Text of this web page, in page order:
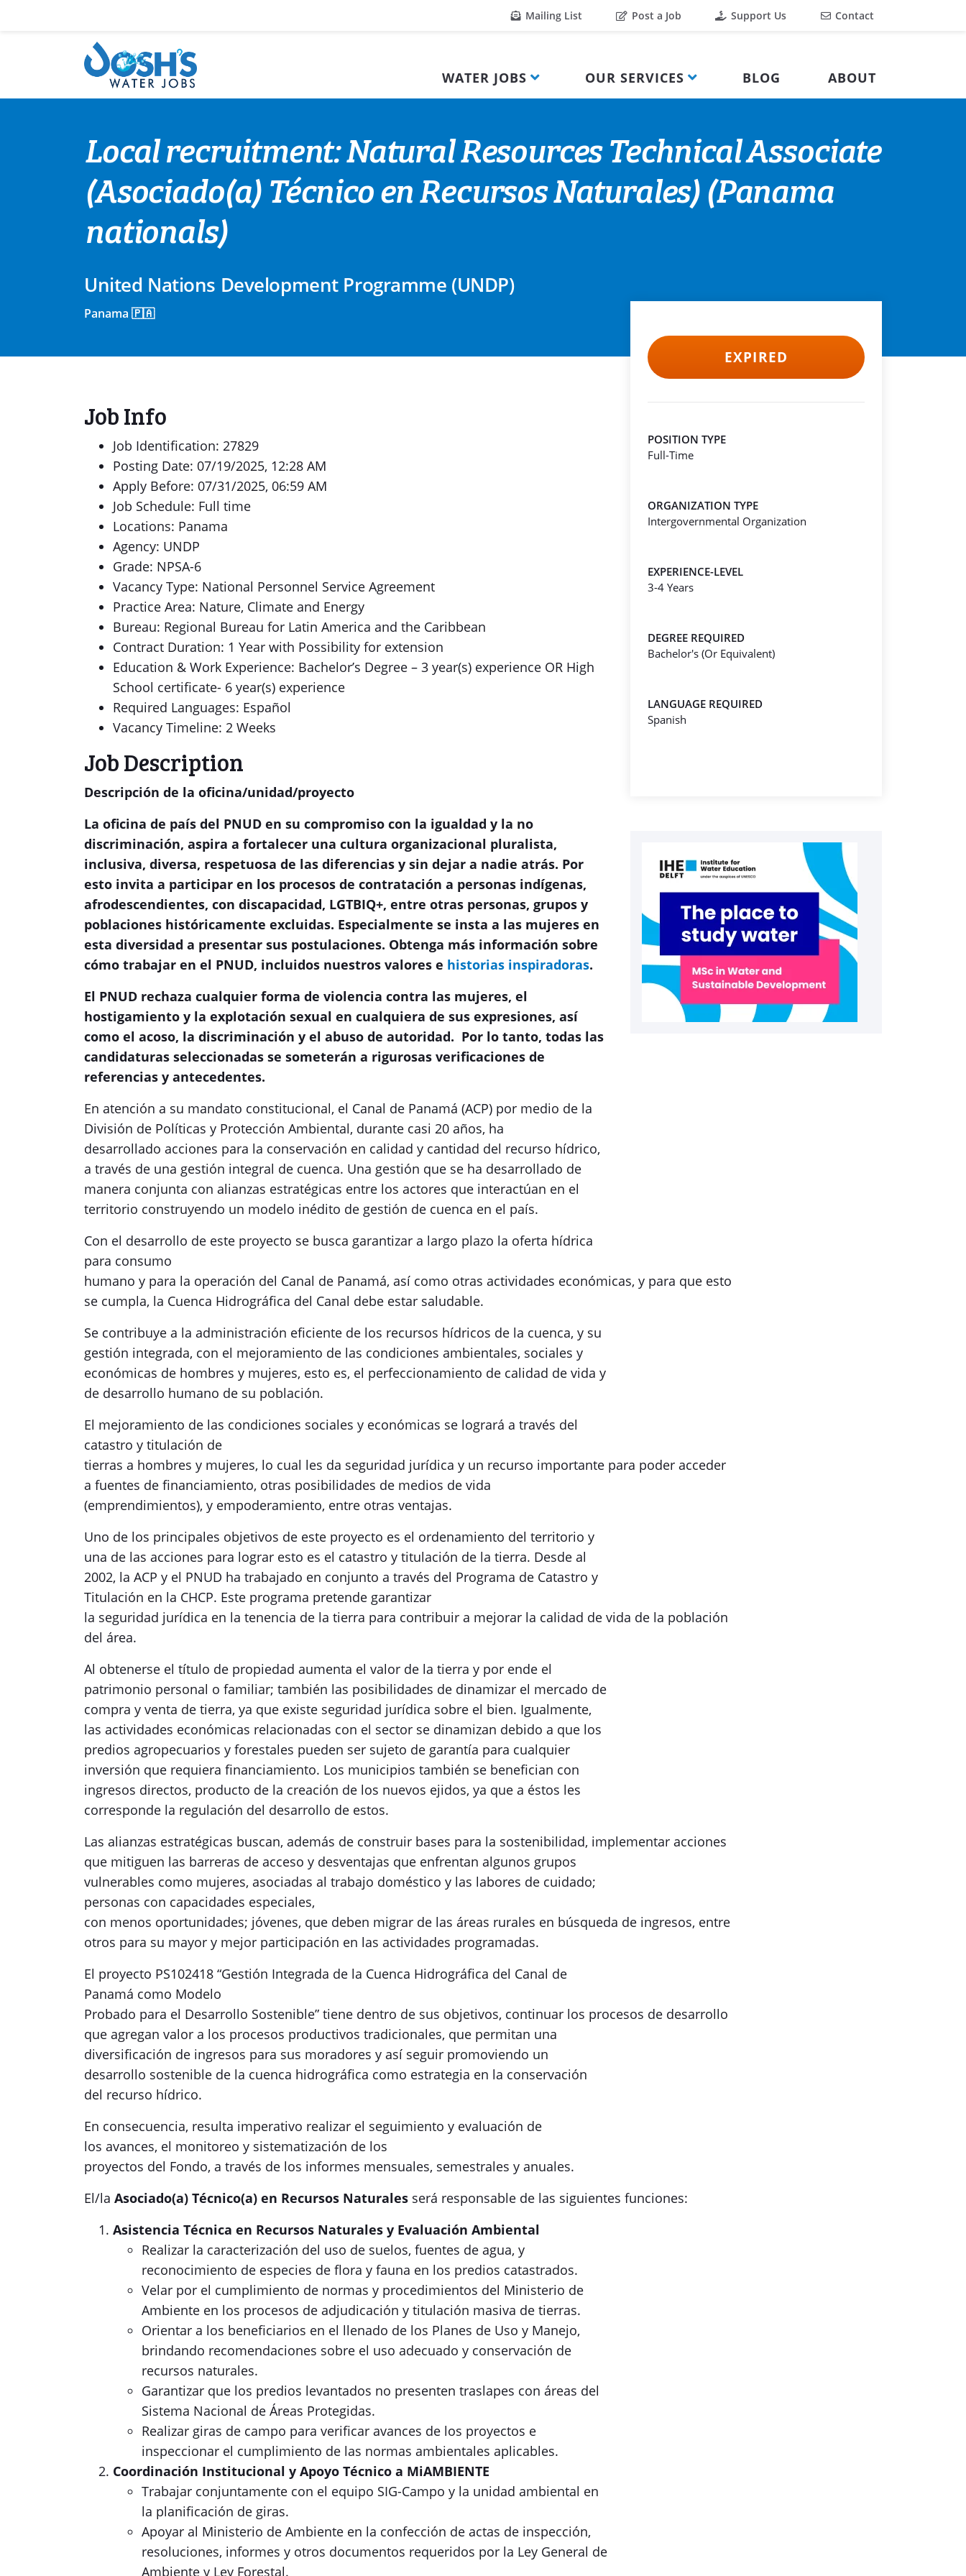
Mailing List Post a Job Support Us Contact
WATER JOBS OUR SERVICES BLOG ABOUT
Local recruitment: Natural Resources Technical Associate
(Asociado(a) Técnico en Recursos Naturales) (Panama
nationals)
United Nations Development Programme (UNDP)
Panama 🇵🇦
Job Info
Job Identification: 27829
Posting Date: 07/19/2025, 12:28 AM
Apply Before: 07/31/2025, 06:59 AM
Job Schedule: Full time
Locations: Panama
Agency: UNDP
Grade: NPSA-6
Vacancy Type: National Personnel Service Agreement
Practice Area: Nature, Climate and Energy
Bureau: Regional Bureau for Latin America and the Caribbean
Contract Duration: 1 Year with Possibility for extension
Education & Work Experience: Bachelor’s Degree – 3 year(s) experience OR High
School certificate- 6 year(s) experience
Required Languages: Español
Vacancy Timeline: 2 Weeks
Job Description
Descripción de la oficina/unidad/proyecto
La oficina de país del PNUD en su compromiso con la igualdad y la no
discriminación, aspira a fortalecer una cultura organizacional pluralista,
inclusiva, diversa, respetuosa de las diferencias y sin dejar a nadie atrás. Por
esto invita a participar en los procesos de contratación a personas indígenas,
afrodescendientes, con discapacidad, LGTBIQ+, entre otras personas, grupos y
poblaciones históricamente excluidas. Especialmente se insta a las mujeres en
esta diversidad a presentar sus postulaciones. Obtenga más información sobre
cómo trabajar en el PNUD, incluidos nuestros valores e historias inspiradoras.
El PNUD rechaza cualquier forma de violencia contra las mujeres, el
hostigamiento y la explotación sexual en cualquiera de sus expresiones, así
como el acoso, la discriminación y el abuso de autoridad. Por lo tanto, todas las
candidaturas seleccionadas se someterán a rigurosas verificaciones de
referencias y antecedentes.
En atención a su mandato constitucional, el Canal de Panamá (ACP) por medio de la
División de Políticas y Protección Ambiental, durante casi 20 años, ha
desarrollado acciones para la conservación en calidad y cantidad del recurso hídrico,
a través de una gestión integral de cuenca. Una gestión que se ha desarrollado de
manera conjunta con alianzas estratégicas entre los actores que interactúan en el
territorio construyendo un modelo inédito de gestión de cuenca en el país.
Con el desarrollo de este proyecto se busca garantizar a largo plazo la oferta hídrica
para consumo
humano y para la operación del Canal de Panamá, así como otras actividades económicas, y para que esto
se cumpla, la Cuenca Hidrográfica del Canal debe estar saludable.
Se contribuye a la administración eficiente de los recursos hídricos de la cuenca, y su
gestión integrada, con el mejoramiento de las condiciones ambientales, sociales y
económicas de hombres y mujeres, esto es, el perfeccionamiento de calidad de vida y
de desarrollo humano de su población.
El mejoramiento de las condiciones sociales y económicas se logrará a través del
catastro y titulación de
tierras a hombres y mujeres, lo cual les da seguridad jurídica y un recurso importante para poder acceder
a fuentes de financiamiento, otras posibilidades de medios de vida
(emprendimientos), y empoderamiento, entre otras ventajas.
Uno de los principales objetivos de este proyecto es el ordenamiento del territorio y
una de las acciones para lograr esto es el catastro y titulación de la tierra. Desde al
2002, la ACP y el PNUD ha trabajado en conjunto a través del Programa de Catastro y
Titulación en la CHCP. Este programa pretende garantizar
la seguridad jurídica en la tenencia de la tierra para contribuir a mejorar la calidad de vida de la población
del área.
Al obtenerse el título de propiedad aumenta el valor de la tierra y por ende el
patrimonio personal o familiar; también las posibilidades de dinamizar el mercado de
compra y venta de tierra, ya que existe seguridad jurídica sobre el bien. Igualmente,
las actividades económicas relacionadas con el sector se dinamizan debido a que los
predios agropecuarios y forestales pueden ser sujeto de garantía para cualquier
inversión que requiera financiamiento. Los municipios también se benefician con
ingresos directos, producto de la creación de los nuevos ejidos, ya que a éstos les
corresponde la regulación del desarrollo de estos.
Las alianzas estratégicas buscan, además de construir bases para la sostenibilidad, implementar acciones
que mitiguen las barreras de acceso y desventajas que enfrentan algunos grupos
vulnerables como mujeres, asociadas al trabajo doméstico y las labores de cuidado;
personas con capacidades especiales,
con menos oportunidades; jóvenes, que deben migrar de las áreas rurales en búsqueda de ingresos, entre
otros para su mayor y mejor participación en las actividades programadas.
El proyecto PS102418 “Gestión Integrada de la Cuenca Hidrográfica del Canal de
Panamá como Modelo
Probado para el Desarrollo Sostenible” tiene dentro de sus objetivos, continuar los procesos de desarrollo
que agregan valor a los procesos productivos tradicionales, que permitan una
diversificación de ingresos para sus moradores y así seguir promoviendo un
desarrollo sostenible de la cuenca hidrográfica como estrategia en la conservación
del recurso hídrico.
En consecuencia, resulta imperativo realizar el seguimiento y evaluación de
los avances, el monitoreo y sistematización de los
proyectos del Fondo, a través de los informes mensuales, semestrales y anuales.
El/la Asociado(a) Técnico(a) en Recursos Naturales será responsable de las siguientes funciones:
Asistencia Técnica en Recursos Naturales y Evaluación Ambiental
Realizar la caracterización del uso de suelos, fuentes de agua, y
reconocimiento de especies de flora y fauna en los predios catastrados.
Velar por el cumplimiento de normas y procedimientos del Ministerio de
Ambiente en los procesos de adjudicación y titulación masiva de tierras.
Orientar a los beneficiarios en el llenado de los Planes de Uso y Manejo,
brindando recomendaciones sobre el uso adecuado y conservación de
recursos naturales.
Garantizar que los predios levantados no presenten traslapes con áreas del
Sistema Nacional de Áreas Protegidas.
Realizar giras de campo para verificar avances de los proyectos e
inspeccionar el cumplimiento de las normas ambientales aplicables.
Coordinación Institucional y Apoyo Técnico a MiAMBIENTE
Trabajar conjuntamente con el equipo SIG-Campo y la unidad ambiental en
la planificación de giras.
Apoyar al Ministerio de Ambiente en la confección de actas de inspección,
resoluciones, informes y otros documentos requeridos por la Ley General de
Ambiente y Ley Forestal.
EXPIRED
POSITION TYPE
Full-Time
ORGANIZATION TYPE
Intergovernmental Organization
EXPERIENCE-LEVEL
3-4 Years
DEGREE REQUIRED
Bachelor's (Or Equivalent)
LANGUAGE REQUIRED
Spanish